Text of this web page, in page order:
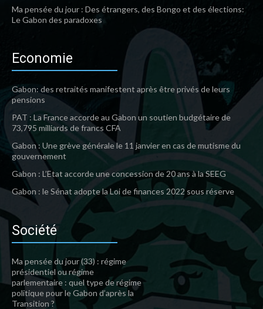
Ma pensée du jour : Des étrangers, des Bongo et des élections:
Le Gabon des paradoxes
Economie
Gabon: des retraités manifestent après être privés de leurs
pensions
PAT : La France accorde au Gabon un soutien budgétaire de
73,795 milliards de francs CFA
Gabon : Une grève générale le 11 janvier en cas de mutisme du
gouvernement
Gabon : L’Etat accorde une concession de 20 ans à la SEEG
Gabon : le Sénat adopte la Loi de finances 2022 sous réserve
Société
Ma pensée du jour (33) : régime
présidentiel ou régime
parlementaire : quel type de régime
politique pour le Gabon d’après la
Transition ?